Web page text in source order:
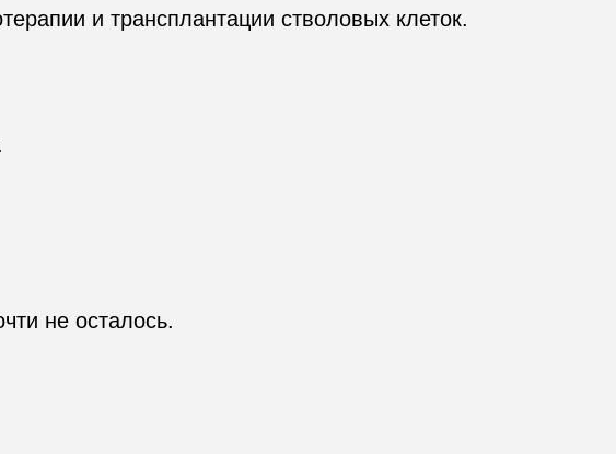
и трансплантации стволовых клеток.
не осталось.